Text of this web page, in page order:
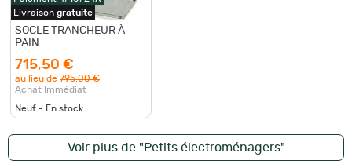
Livraison gratuite
SOCLE TRANCHEUR À
PAIN
715,50 €
au lieu de 795,00 €
Achat Immédiat
Neuf - En stock
Voir plus de "Petits électroménagers"